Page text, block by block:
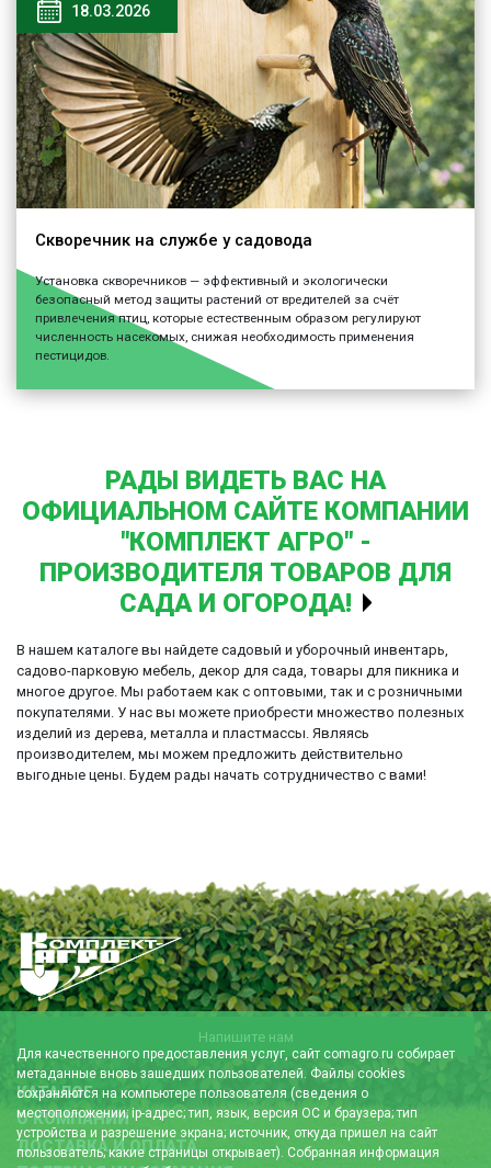
18.03.2026
Скворечник на службе у садовода
Установка скворечников — эффективный и экологически
безопасный метод защиты растений от вредителей за счёт
привлечения птиц, которые естественным образом регулируют
численность насекомых, снижая необходимость применения
пестицидов.
РАДЫ ВИДЕТЬ ВАС НА
ОФИЦИАЛЬНОМ САЙТЕ КОМПАНИИ
"КОМПЛЕКТ АГРО" -
ПРОИЗВОДИТЕЛЯ ТОВАРОВ ДЛЯ
САДА И ОГОРОДА!
В нашем каталоге вы найдете садовый и уборочный инвентарь,
садово-парковую мебель, декор для сада, товары для пикника и
многое другое. Мы работаем как с оптовыми, так и с розничными
покупателями. У нас вы можете приобрести множество полезных
изделий из дерева, металла и пластмассы. Являясь
производителем, мы можем предложить действительно
выгодные цены. Будем рады начать сотрудничество с вами!
Напишите нам
КАТАЛОГ
О КОМПАНИИ
ДОСТАВКА И ОПЛАТА
Для качественного предоставления услуг, сайт comagro.ru собирает
метаданные вновь зашедших пользователей. Файлы cookies
сохраняются на компьютере пользователя (сведения о
местоположении; ip-адрес; тип, язык, версия ОС и браузера; тип
устройства и разрешение экрана; источник, откуда пришел на сайт
пользователь; какие страницы открывает). Собранная информация